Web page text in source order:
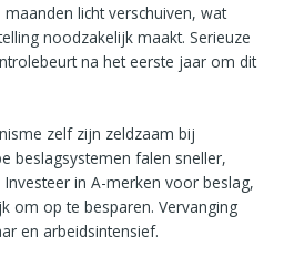
licht verschuiven, wat
noodzakelijk maakt. Serieuze
na het eerste jaar om dit
zelf zijn zeldzaam bij
beslagsystemen falen sneller,
in A-merken voor beslag,
om op te besparen. Vervanging
en arbeidsintensief.